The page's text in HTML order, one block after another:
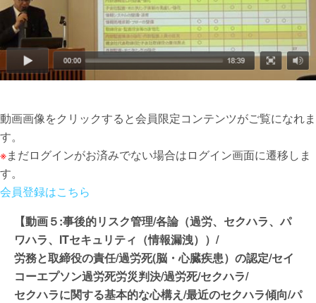
動画画像をクリックすると会員限定コンテンツがご覧になれま
す。
※まだログインがお済みでない場合はログイン画面に遷移しま
す。
会員登録はこちら
【動画５:事後的リスク管理/各論（過労、セクハラ、パ
ワハラ、ITセキュリティ（情報漏洩））/
労務と取締役の責任/過労死(脳・心臓疾患）の認定/セイ
コーエプソン過労死労災判決/過労死/セクハラ/
セクハラに関する基本的な心構え/最近のセクハラ傾向/パ